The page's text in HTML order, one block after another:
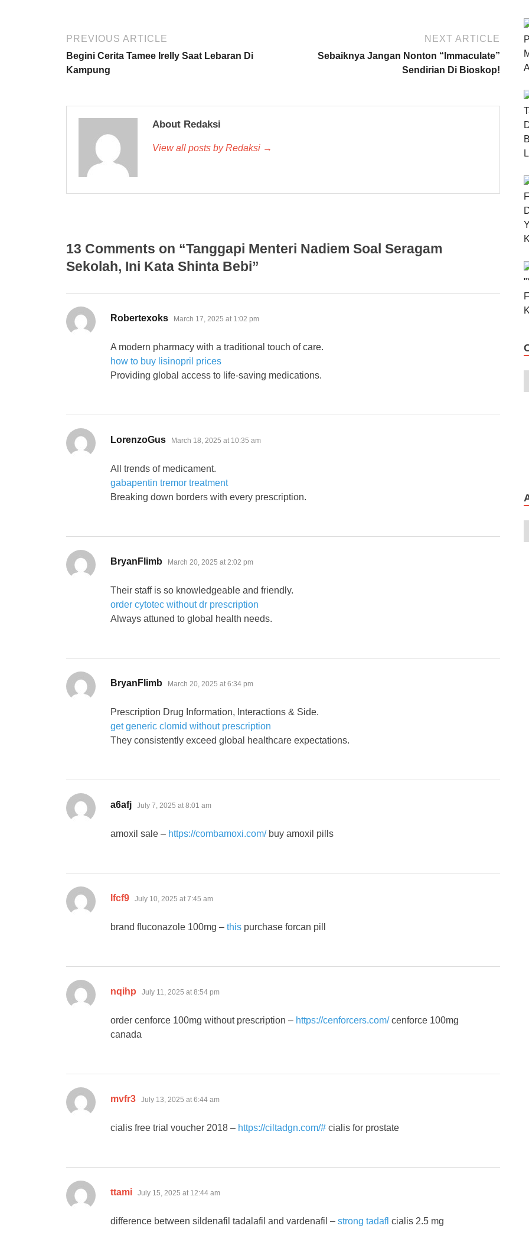
PREVIOUS ARTICLE
Begini Cerita Tamee Irelly Saat Lebaran Di
Kampung
NEXT ARTICLE
Sebaiknya Jangan Nonton “Immaculate”
Sendirian Di Bioskop!
About Redaksi
View all posts by Redaksi →
13 Comments on “Tanggapi Menteri Nadiem Soal Seragam
Sekolah, Ini Kata Shinta Bebi”
Robertexoks says:
March 17, 2025 at 1:02 pm
A modern pharmacy with a traditional touch of care.
how to buy lisinopril prices
Providing global access to life-saving medications.
LorenzoGus says:
March 18, 2025 at 10:35 am
All trends of medicament.
gabapentin tremor treatment
Breaking down borders with every prescription.
BryanFlimb says:
March 20, 2025 at 2:02 pm
Their staff is so knowledgeable and friendly.
order cytotec without dr prescription
Always attuned to global health needs.
BryanFlimb says:
March 20, 2025 at 6:34 pm
Prescription Drug Information, Interactions & Side.
get generic clomid without prescription
They consistently exceed global healthcare expectations.
a6afj says:
July 7, 2025 at 8:01 am
amoxil sale – https://combamoxi.com/buy amoxil pills
lfcf9 says:
July 10, 2025 at 7:45 am
brand fluconazole 100mg – this purchase forcan pill
nqihp says:
July 11, 2025 at 8:54 pm
order cenforce 100mg without prescription – https://cenforcers.com/cenforce 100mg
canada
mvfr3 says:
July 13, 2025 at 6:44 am
cialis free trial voucher 2018 – https://ciltadgn.com/# cialis for prostate
ttami says:
July 15, 2025 at 12:44 am
difference between sildenafil tadalafil and vardenafil – strong tadafl cialis 2.5 mg